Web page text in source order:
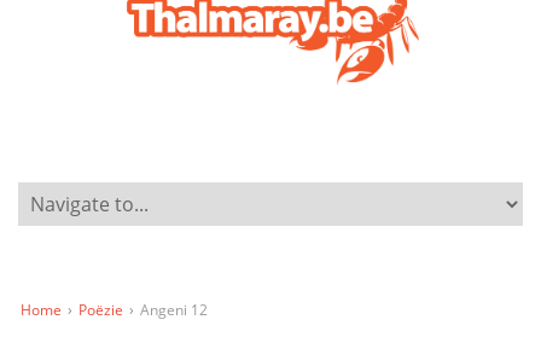
Home › Poëzie › Angeni 12